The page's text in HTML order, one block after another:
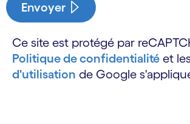
Envoyer
Ce site est protégé par
Politique de confidentialité et
d'utilisation de Google